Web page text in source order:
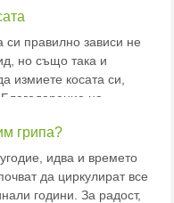
скиптично към
си правилно зависи не
но също така и
измиете косата си,
на
Преди да измиване
грипа?
идва и времето
да циркулират все
години. За радост,